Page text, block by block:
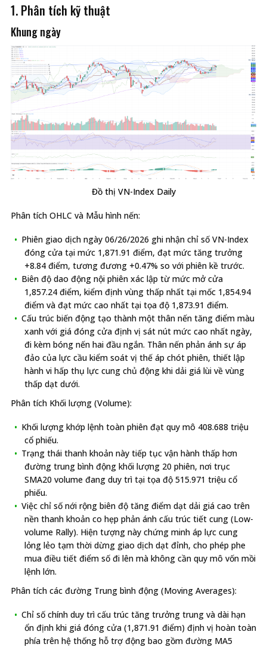
1. Phân tích kỹ thuật
Khung ngày
Đồ thị VN-Index Daily
Phân tích OHLC và Mẫu hình nến:
Phiên giao dịch ngày 06/26/2026 ghi nhận chỉ số VN-Index
đóng cửa tại mức 1,871.91 điểm, đạt mức tăng trưởng
+8.84 điểm, tương đương +0.47% so với phiên kề trước.
Biên độ dao động nội phiên xác lập từ mức mở cửa
1,857.24 điểm, kiểm định vùng thấp nhất tại mốc 1,854.94
điểm và đạt mức cao nhất tại tọa độ 1,873.91 điểm.
Cấu trúc biến động tạo thành một thân nến tăng điểm màu
xanh với giá đóng cửa định vị sát nút mức cao nhất ngày,
đi kèm bóng nến hai đầu ngắn. Thân nến phản ánh sự áp
đảo của lực cầu kiểm soát vị thế áp chót phiên, thiết lập
hành vi hấp thụ lực cung chủ động khi dải giá lùi về vùng
thấp dạt dưới.
Phân tích Khối lượng (Volume):
Khối lượng khớp lệnh toàn phiên đạt quy mô 408.688 triệu
cổ phiếu.
Trạng thái thanh khoản này tiếp tục vận hành thấp hơn
đường trung bình động khối lượng 20 phiên, nơi trục
SMA20 volume đang duy trì tại tọa độ 515.971 triệu cổ
phiếu.
Việc chỉ số nới rộng biên độ tăng điểm dạt dải giá cao trên
nền thanh khoản co hẹp phản ánh cấu trúc tiết cung (Low-
volume Rally). Hiện tượng này chứng minh áp lực cung
lỏng lẻo tạm thời dừng giao dịch dạt đỉnh, cho phép phe
mua điều tiết điểm số đi lên mà không cần quy mô vốn mồi
lệnh lớn.
Phân tích các đường Trung bình động (Moving Averages):
Chỉ số chính duy trì cấu trúc tăng trưởng trung và dài hạn
ổn định khi giá đóng cửa (1,871.91 điểm) định vị hoàn toàn
phía trên hệ thống hỗ trợ động bao gồm đường MA5